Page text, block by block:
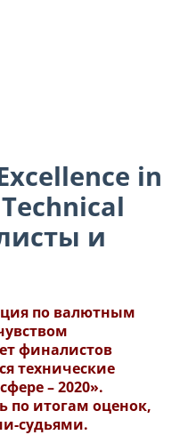
in
и
по валютным
финалистов
технические
– 2020».
по итогам оценок,
судьями.